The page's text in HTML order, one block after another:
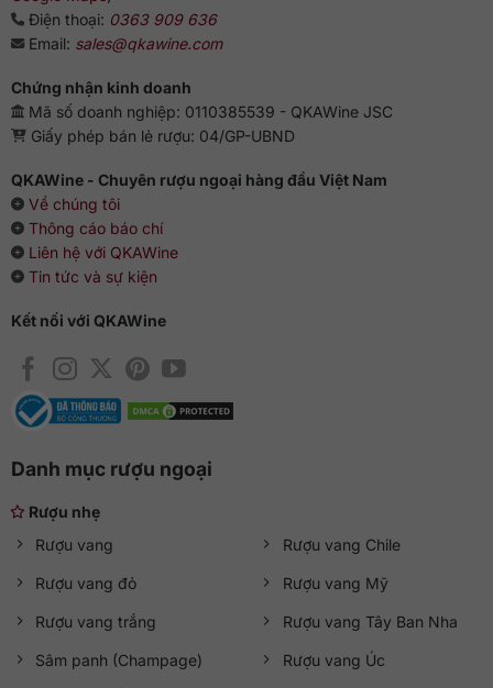
Điện thoại: 0363 909 636
Email: sales@qkawine.com
Chứng nhận kinh doanh
Mã số doanh nghiệp: 0110385539 - QKAWine JSC
Giấy phép bán lẻ rượu: 04/GP-UBND
QKAWine - Chuyên rượu ngoại hàng đầu Việt Nam
Về chúng tôi
Thông cáo báo chí
Liên hệ với QKAWine
Tin tức và sự kiện
Kết nối với QKAWine
Danh mục rượu ngoại
Rượu nhẹ
Rượu vang
Rượu vang đỏ
Rượu vang trắng
Sâm panh (Champage)
Rượu vang Chile
Rượu vang Mỹ
Rượu vang Tây Ban Nha
Rượu vang Úc